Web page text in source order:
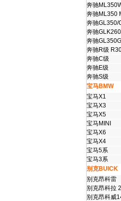
奔驰
奔驰ML350
奔驰GL350/
奔驰
奔驰
奔驰R级
奔驰C级
奔驰E级
奔驰S级
宝马BMW
宝马X1
宝马X3
宝马X5
宝马MINI
宝马X6
宝马X4
宝马5系
宝马3系
别克BUICK
别克昂科雷
别克昂科拉
别克昂科威